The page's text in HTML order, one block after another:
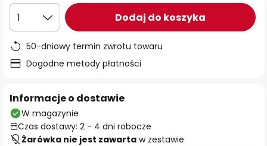
1 Dodaj do koszyka
50-dniowy termin zwrotu towaru
Dogodne metody płatności
Informacje o dostawie
W magazynie
Czas dostawy: 2 - 4 dni robocze
Żarówka nie jest zawarta w zestawie